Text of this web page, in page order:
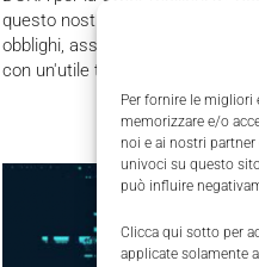
Per fornire le migliori
memorizzare e/o
noi e ai nostri
univoci su questo
può influire
Clicca qui sotto per
applicate solamente
questo nostro vademecum, dove
obblighi, asset critici e
con un'utile timeline.